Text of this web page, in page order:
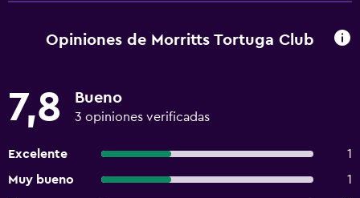
Opiniones de Morritts Tortuga Club
7,8 Bueno
3 opiniones verificadas
Excelente
1
Muy bueno
1